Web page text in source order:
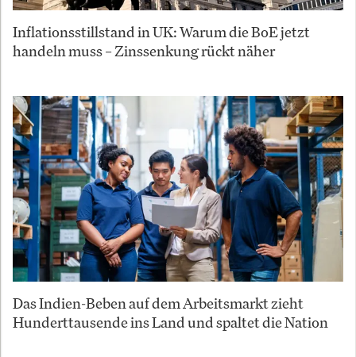
Inflationsstillstand in UK: Warum die BoE jetzt
handeln muss – Zinssenkung rückt näher
Das Indien-Beben auf dem Arbeitsmarkt zieht
Hunderttausende ins Land und spaltet die Nation